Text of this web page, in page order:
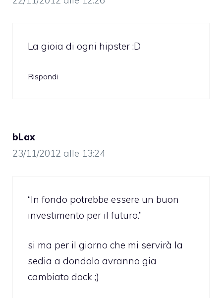
La gioia di ogni hipster :D
Rispondi
bLax
23/11/2012 alle 13:24
“In fondo potrebbe essere un buon
investimento per il futuro.”
si ma per il giorno che mi servirà la
sedia a dondolo avranno gia
cambiato dock ;)